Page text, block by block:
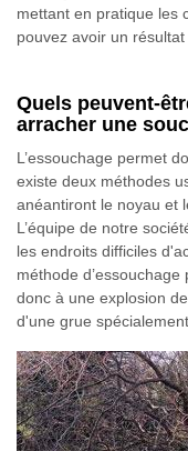
mettant en pratique les
pouvez avoir un résultat
Quels peuvent-
arracher une
L’essouchage permet
existe deux méthodes
anéantiront le noyau et
L’équipe de notre
les endroits difficiles
méthode
donc à une explosion
d'une grue